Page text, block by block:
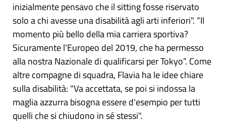
inizialmente pensavo che il sitting fosse riservato
solo a chi avesse una disabilità agli arti inferiori". “Il
momento più bello della mia carriera sportiva?
Sicuramente l’Europeo del 2019, che ha permesso
alla nostra Nazionale di qualificarsi per Tokyo”. Come
altre compagne di squadra, Flavia ha le idee chiare
sulla disabilità: "Va accettata, se poi si indossa la
maglia azzurra bisogna essere d'esempio per tutti
quelli che si chiudono in sé stessi".